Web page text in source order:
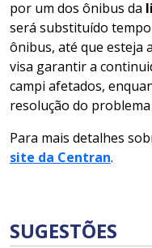
por um dos ônibus da
será substituído
ônibus, até que esteja
visa garantir a
campi afetados,
resolução do
Para mais detalhes
site da Centran.
SUGESTÕES